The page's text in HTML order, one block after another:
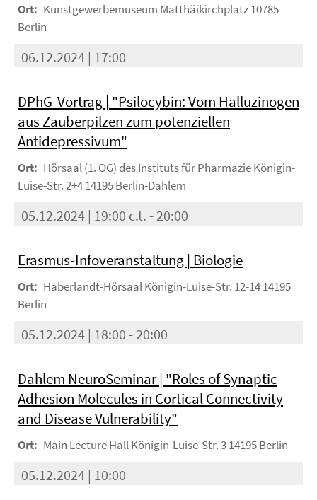
Ort: Kunstgewerbemuseum Matthäikirchplatz 10785
Berlin
06.12.2024 | 17:00
DPhG-Vortrag | "Psilocybin: Vom Halluzinogen
aus Zauberpilzen zum potenziellen
Antidepressivum"
Ort: Hörsaal (1. OG) des Instituts für Pharmazie Königin-
Luise-Str. 2+4 14195 Berlin-Dahlem
05.12.2024 | 19:00 c.t. - 20:00
Erasmus-Infoveranstaltung | Biologie
Ort: Haberlandt-Hörsaal Königin-Luise-Str. 12-14 14195
Berlin
05.12.2024 | 18:00 - 20:00
Dahlem NeuroSeminar | "Roles of Synaptic
Adhesion Molecules in Cortical Connectivity
and Disease Vulnerability"
Ort: Main Lecture Hall Königin-Luise-Str. 3 14195 Berlin
05.12.2024 | 10:00